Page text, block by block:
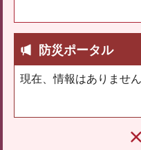
防災ポータル
現在、情報はありません